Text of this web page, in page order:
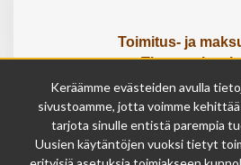
Toimitus- ja
Tietoa
Osta
Tilauksen
Keräämme evästeiden avulla
sivustoamme, jotta voimme
tarjota sinulle entistä parempia
Uusien käytäntöjen vuoksi tietyt